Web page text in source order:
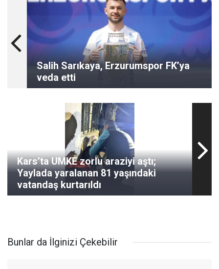
Salih Sarıkaya, Erzurumspor FK’ya
veda etti
Kars’ta UMKE zorlu araziyi aştı;
Yaylada yaralanan 81 yaşındaki
vatandaş kurtarıldı
Bunlar da İlginizi Çekebilir